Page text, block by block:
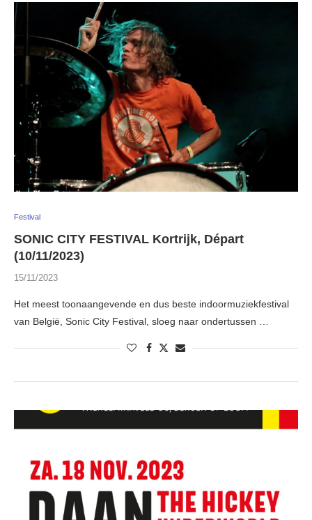
Festival
SONIC CITY FESTIVAL Kortrijk, Départ
(10/11/2023)
15/11/2023
Het meest toonaangevende en dus beste indoormuziekfestival
van België, Sonic City Festival, sloeg naar ondertussen …